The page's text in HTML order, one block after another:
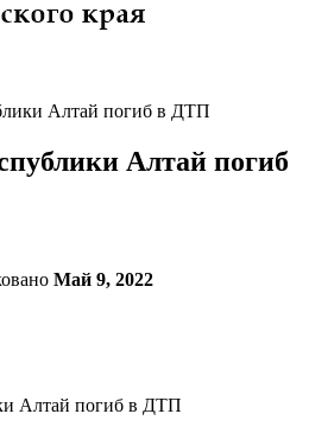
Алтай погиб в ДТП
Алтай погиб
Май 9, 2022